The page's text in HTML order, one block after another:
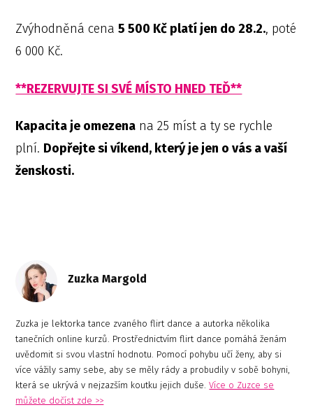
Zvýhodněná cena5 500 Kč platí jen do 28.2., poté
6 000 Kč.
**REZERVUJTE SI SVÉ MÍSTO HNED TEĎ**
Kapacita je omezena na 25 míst a ty se rychle
plní. Dopřejte si víkend, který je jen o vás a vaší
ženskosti.
Zuzka Margold
Zuzka je lektorka tance zvaného flirt dance a autorka několika
tanečních online kurzů. Prostřednictvím flirt dance pomáhá ženám
uvědomit si svou vlastní hodnotu. Pomocí pohybu učí ženy, aby si
více vážily samy sebe, aby se měly rády a probudily v sobě bohyni,
která se ukrývá v nejzazším koutku jejich duše.Více o Zuzce se
můžete dočíst zde >>